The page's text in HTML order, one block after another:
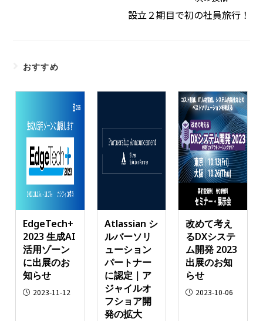
設立２期目で初の社員旅行！
おすすめ
EdgeTech+
2023 生成AI
活用ゾーン
に出展のお
知らせ
2023-11-12
Atlassian シ
ルバーソリ
ューション
パートナー
に認定｜ア
ジャイルオ
フショア開
発の拡大
改めて考え
るDXシステ
ム開発 2023
出展のお知
らせ
2023-10-06